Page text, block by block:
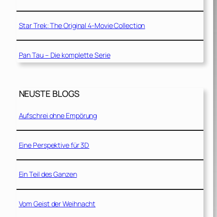
Star Trek: The Original 4-Movie Collection
Pan Tau – Die komplette Serie
NEUSTE BLOGS
Aufschrei ohne Empörung
Eine Perspektive für 3D
Ein Teil des Ganzen
Vom Geist der Weihnacht